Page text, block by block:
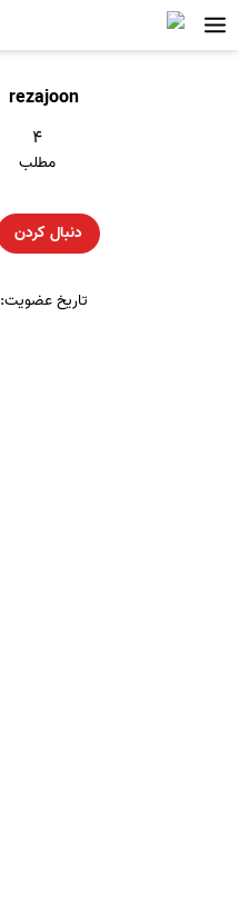
rezajoon
۴
مطلب
دنبال کردن
تاریخ عضویت: